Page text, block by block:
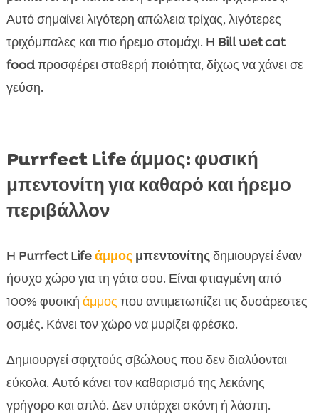
Αυτό σημαίνει λιγότερη απώλεια τρίχας, λιγότερες
τριχόμπαλες και πιο ήρεμο στομάχι. Η Bill wet cat
foodπροσφέρει σταθερή ποιότητα, δίχως να χάνει σε
γεύση.
Purrfect Life άμμος: φυσική
μπεντονίτη για καθαρό και ήρεμο
περιβάλλον
Η Purrfect Lifeάμμοςμπεντονίτηςδημιουργεί έναν
ήσυχο χώρο για τη γάτα σου. Είναι φτιαγμένη από
100% φυσική άμμος που αντιμετωπίζει τις δυσάρεστες
οσμές. Κάνει τον χώρο να μυρίζει φρέσκο.
Δημιουργεί σφιχτούς σβώλους που δεν διαλύονται
εύκολα. Αυτό κάνει τον καθαρισμό της λεκάνης
γρήγορο και απλό. Δεν υπάρχει σκόνη ή λάσπη.